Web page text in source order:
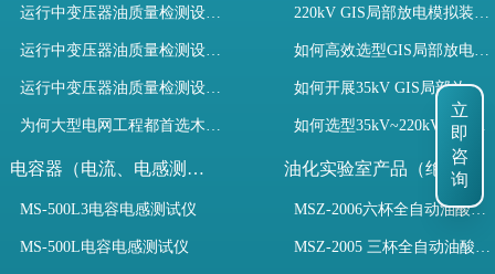
运行中变压器油质量检测设备如何维护？
运行中变压器油质量检测设备包括哪些？
运行中变压器油质量检测设备如何选型？
为何大型电网工程都首选木森电气成套电力测试设备？
220kV GIS局部放电模拟装置试验如何开展？
如何高效选型GIS局部放电模拟装置？
如何开展35kV GIS局部放电模拟装置检测试验与选型
如何选型35kV~220kV GIS局部放电模拟装置？
电容器（电流、电感测试）
MS-500L3电容电感测试仪
MS-500L电容电感测试仪
油化实验室产品（绝缘油）
MSZ-2006六杯全自动油酸值测定仪
MSZ-2005 三杯全自动油酸值测定仪
立
即
咨
询